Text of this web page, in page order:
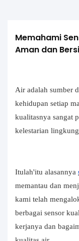
Memahami
Aman dan
Air adalah sumber
kehidupan setiap
kualitasnya sangat
kelestarian
Itulah'itu alasannya
memantau dan
kami telah
berbagai sensor
kerjanya dan